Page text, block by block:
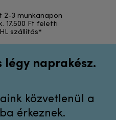
2-3 munkanapon
17.500 Ft feletti
szállítás*
naprakész.
közvetlenül a
érkeznek.